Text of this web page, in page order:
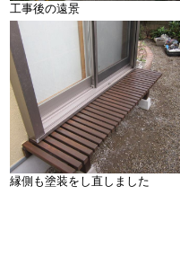
工事後の遠景
縁側も塗装をし直しました